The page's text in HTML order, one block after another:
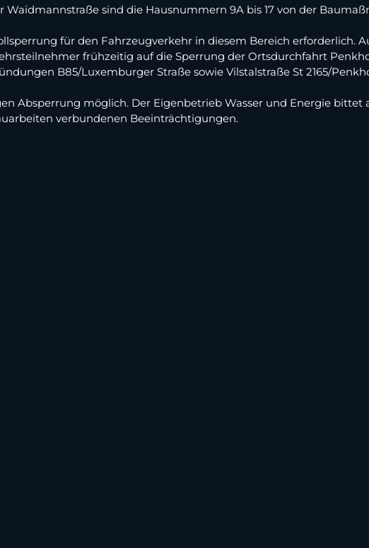
sind die Hausnummern 9A bis 17 von der
für den Fahrzeugverkehr in diesem Bereich erforderlich.
frühzeitig auf die Sperrung der Ortsdurchfahrt
B85/Luxemburger Straße sowie Vilstalstraße St 2165/
Absperrung möglich. Der Eigenbetrieb Wasser und Energie bittet
verbundenen Beeinträchtigungen.